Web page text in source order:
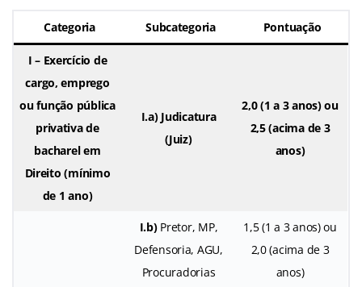
Categoria Subcategoria Pontuação
I – Exercício de
cargo, emprego
ou função pública
privativa de
bacharel em
Direito (mínimo
de 1 ano)
I.a)Judicatura
(Juiz)
2,0 (1 a 3 anos) ou
2,5 (acima de 3
anos)
I.b)Pretor, MP,
Defensoria, AGU,
Procuradorias
1,5 (1 a 3 anos) ou
2,0 (acima de 3
anos)